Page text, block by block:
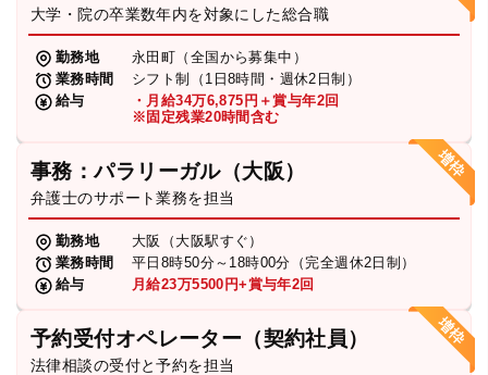
大学・院の卒業数年内を対象にした総合職
勤務地
永田町（全国から募集中）
業務時間
シフト制（1日8時間・週休2日制）
給与
・月給34万6,875円＋賞与年2回
※固定残業20時間含む
事務：パラリーガル（大阪）
弁護士のサポート業務を担当
勤務地
大阪（大阪駅すぐ）
業務時間
平日8時50分～18時00分（完全週休2日制）
給与
月給23万5500円+賞与年2回
予約受付オペレーター（契約社員）
法律相談の受付と予約を担当
弁護士・税理士
費用
求人採用
お知らせ
特設サイト